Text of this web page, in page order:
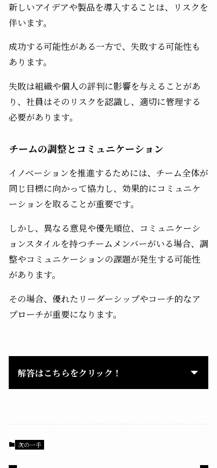
新しいアイデアや製品を導入することは、リスクを
伴います。
成功する可能性がある一方で、失敗する可能性も
あります。
失敗は組織や個人の評判に影響を与えることがあ
り、社員はそのリスクを認識し、適切に管理する
必要があります。
チームの調整とコミュニケーション
イノベーションを推進するためには、チーム全体が
同じ目標に向かって協力し、効果的にコミュニケ
ーションを取ることが重要です。
しかし、異なる意見や優先順位、コミュニケーシ
ョンスタイルを持つチームメンバーがいる場合、調
整やコミュニケーションの課題が発生する可能性
があります。
その場合、優れたリーダーシップやコーチ的なア
プローチが重要になります。
解答はこちらをクリック！
次の一手